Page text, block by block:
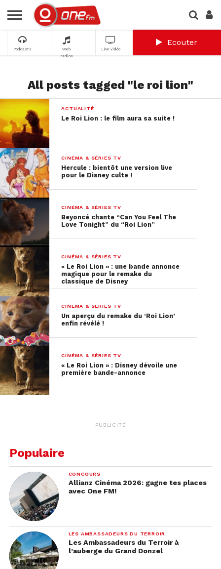
Podcasts
Web
radios
Live vidéo
Ecouter
All posts tagged "le roi lion"
ACTUALITÉ
Le Roi Lion : le film aura sa suite !
CINÉMA & SÉRIES TV
Hercule : bientôt une version live
pour le Disney culte !
CINÉMA & SÉRIES TV
Beyoncé chante “Can You Feel The
Love Tonight” du “Roi Lion”
CINÉMA & SÉRIES TV
« Le Roi Lion » : une bande annonce
magique pour le remake du
classique de Disney
CINÉMA & SÉRIES TV
Un aperçu du remake du ‘Roi Lion’
enfin révélé !
CINÉMA & SÉRIES TV
« Le Roi Lion » : Disney dévoile une
première bande-annonce
PUBLICITÉ
Populaire
CONCOURS
Allianz Cinéma 2026: gagne tes places
avec One FM!
LES AMBASSADEURS DU TERROIR
Les Ambassadeurs du Terroir à
l’auberge du Grand Donzel